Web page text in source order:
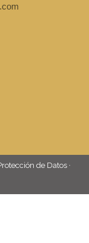
de Datos ·